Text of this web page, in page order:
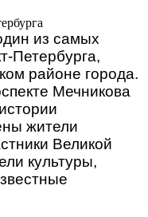
из самых
Петербурга,
районе города.
Мечникова
жители
Великой
культуры,